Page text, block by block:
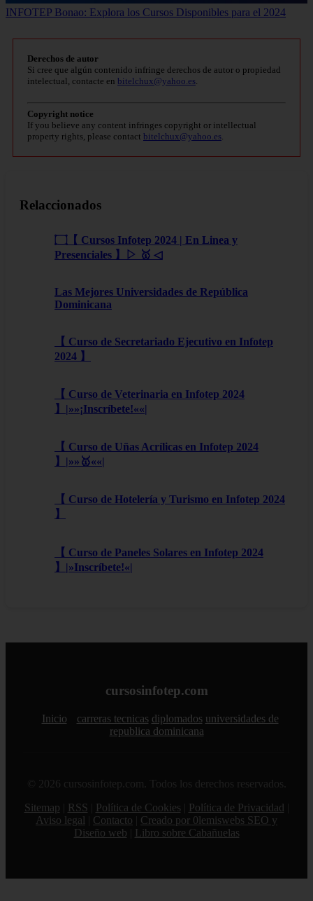
INFOTEP Bonao: Explora los Cursos Disponibles para el 2024
Derechos de autor
Si cree que algún contenido infringe derechos de autor o propiedad
intelectual, contacte en bitelchux@yahoo.es
Copyright notice
If you believe any content infringes copyright or intellectual
property rights, please contact bitelchux@yahoo.es
Relaccionados
۝【 Cursos Infotep 2024 | En Linea y
Presenciales 】▷ 🥇 ◁
Las Mejores Universidades de República
Dominicana
【 Curso de Secretariado Ejecutivo en Infotep
2024 】
【 Curso de Veterinaria en Infotep 2024
】|»»¡Inscríbete!««|
【 Curso de Uñas Acrílicas en Infotep 2024
】|»»🥇««|
【 Curso de Hotelería y Turismo en Infotep 2024
】
【 Curso de Paneles Solares en Infotep 2024
】|»Inscríbete!«|
cursosinfotep.com
Inicio carreras tecnicas diplomados universidades de
republica dominicana
© 2026 cursosinfotep.com. Todos los derechos reservados.
Sitemap
RSS Política de Cookies Política de Privacidad
Aviso legal
Contacto
Creado por 0lemiswebs SEO y
Diseño web
Libro sobre Cabañuelas